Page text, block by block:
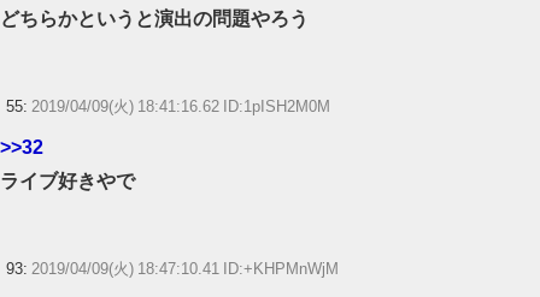
どちらかというと演出の問題やろう
55: 2019/04/09(火) 18:41:16.62 ID:1pISH2M0M
>>32
ライブ好きやで
93: 2019/04/09(火) 18:47:10.41 ID:+KHPMnWjM